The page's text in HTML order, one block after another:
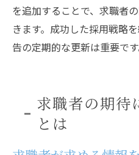
を追加することで、求職者
きます。成功した採用戦略
告の定期的な更新は重要です
求職者の期待
とは